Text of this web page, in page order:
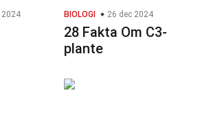
2024 BIOLOGI 26 dec 2024
28 Fakta Om C3-
plante